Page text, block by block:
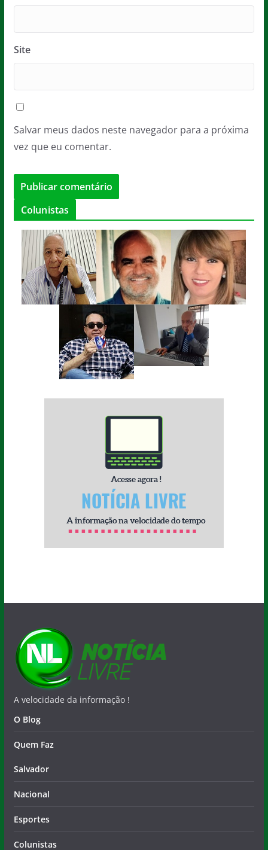
Site
Salvar meus dados neste navegador para a próxima
vez que eu comentar.
Colunistas
A velocidade da informação !
O Blog
Quem Faz
Salvador
Nacional
Esportes
Colunistas